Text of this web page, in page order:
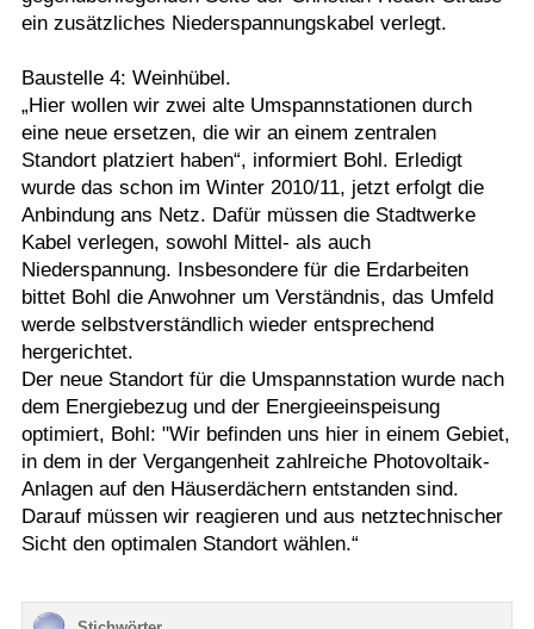
ein zusätzliches Niederspannungskabel verlegt.
Baustelle 4: Weinhübel.
„Hier wollen wir zwei alte Umspannstationen durch
eine neue ersetzen, die wir an einem zentralen
Standort platziert haben“, informiert Bohl. Erledigt
wurde das schon im Winter 2010/11, jetzt erfolgt die
Anbindung ans Netz. Dafür müssen die Stadtwerke
Kabel verlegen, sowohl Mittel- als auch
Niederspannung. Insbesondere für die Erdarbeiten
bittet Bohl die Anwohner um Verständnis, das Umfeld
werde selbstverständlich wieder entsprechend
hergerichtet.
Der neue Standort für die Umspannstation wurde nach
dem Energiebezug und der Energieeinspeisung
optimiert, Bohl: "Wir befinden uns hier in einem Gebiet,
in dem in der Vergangenheit zahlreiche Photovoltaik-
Anlagen auf den Häuserdächern entstanden sind.
Darauf müssen wir reagieren und aus netztechnischer
Sicht den optimalen Standort wählen.“